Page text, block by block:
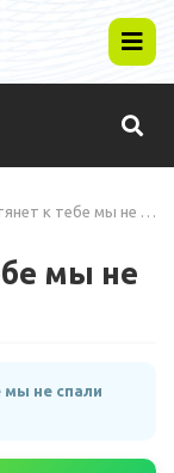
тебе мы не спали неделю
мы не
мы не спали